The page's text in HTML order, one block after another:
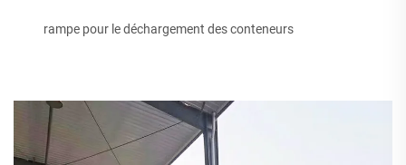
rampe pour le déchargement des conteneurs